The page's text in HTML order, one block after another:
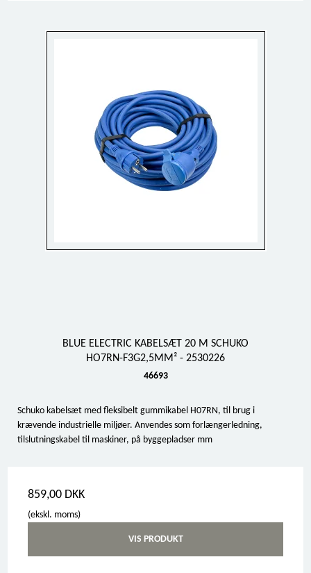
BLUE ELECTRIC KABELSÆT 20 M SCHUKO
HO7RN-F3G2,5MM² - 2530226
46693
Schuko kabelsæt med fleksibelt gummikabel H07RN, til brug i
krævende industrielle miljøer. Anvendes som forlængerledning,
tilslutningskabel til maskiner, på byggepladser mm
859,00 DKK
(ekskl. moms)
VIS PRODUKT